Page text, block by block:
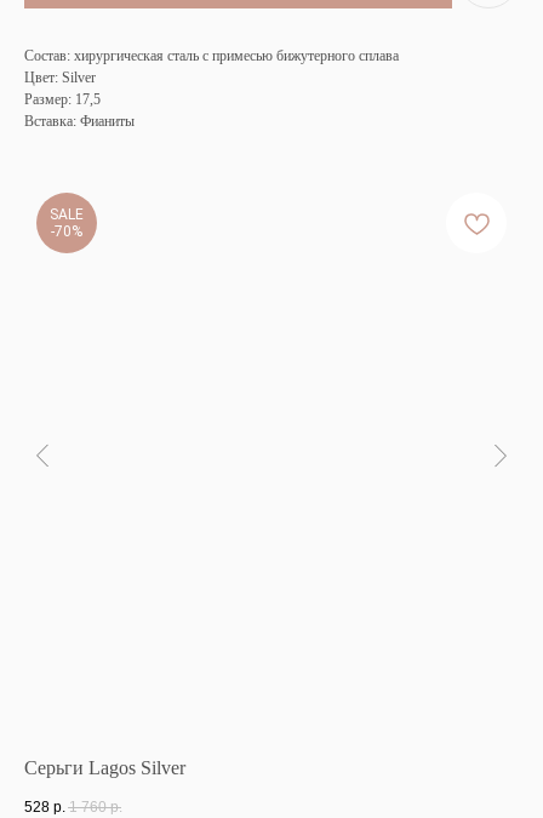
Состав: хирургическая сталь с примесью бижутерного сплава
Цвет: Silver
Размер: 17,5
Вставка: Фианиты
SALE
-70%
Серьги Lagos Silver
528 р. 1 760 р.